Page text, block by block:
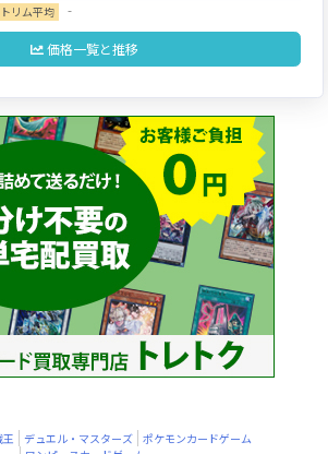
トリム平均 ‐
価格一覧と推移
王 デュエル・マスターズ
ポケモンカードゲーム